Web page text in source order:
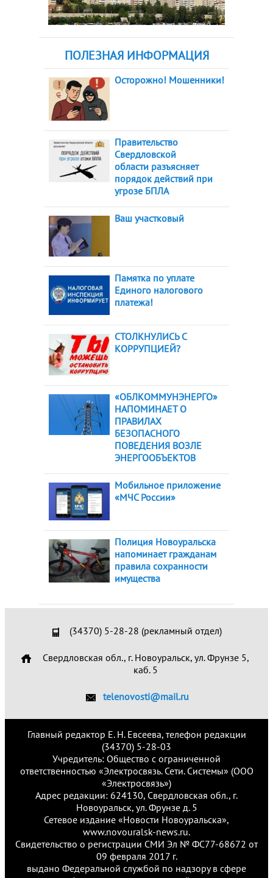
ПОЛЕЗНАЯ ИНФОРМАЦИЯ
Осторожно! Мошенники!
Правительство
Свердловской
области разъясняет
порядок действий при
угрозе БПЛА
Ваш участковый
Памятка по уплате
Единого налогового
платежа!
СТОЛКНУЛИСЬ С
КОРРУПЦИЕЙ?
«ОБЛКОММУНЭНЕРГО»
НАПОМИНАЕТ О
ПРАВИЛАХ
БЕЗОПАСНОГО
ПОВЕДЕНИЯ ВОЗЛЕ
ЭНЕРГООБЪЕКТОВ
Мобильное приложение
«МЧС России»
Полиция Новоуральска
напоминает гражданам
правила сохранности
имущества
(34370) 5-28-28 (рекламный отдел)
Свердловская обл., г. Новоуральск, ул. Фрунзе 5,
каб. 5
telenovosti@mail.ru
Главный редактор Е. Н. Евсеева, телефон редакции
(34370) 5-28-03
Учредитель: Общество с ограниченной
ответственностью «Электросвязь. Сети. Системы» (ООО
«Электросвязь»)
Адрес редакции: 624130, Свердловская обл., г.
Новоуральск, ул. Фрунзе д. 5
Сетевое издание «Новости Новоуральска»,
www.novouralsk-news.ru.
Свидетельство о регистрации СМИ Эл № ФС77-68672 от
09 февраля 2017 г.
выдано Федеральной службой по надзору в сфере